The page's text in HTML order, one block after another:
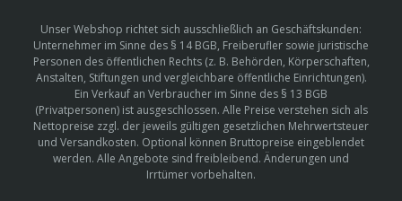
Unser Webshop richtet sich ausschließlich an Geschäftskunden:
Unternehmer im Sinne des § 14 BGB, Freiberufler sowie juristische
Personen des öffentlichen Rechts (z. B. Behörden, Körperschaften,
Anstalten, Stiftungen und vergleichbare öffentliche Einrichtungen).
Ein Verkauf an Verbraucher im Sinne des § 13 BGB
(Privatpersonen) ist ausgeschlossen. Alle Preise verstehen sich als
Nettopreise zzgl. der jeweils gültigen gesetzlichen Mehrwertsteuer
und Versandkosten. Optional können Bruttopreise eingeblendet
werden. Alle Angebote sind freibleibend. Änderungen und
Irrtümer vorbehalten.